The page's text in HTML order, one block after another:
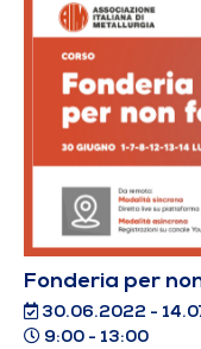
Fonderia per
30.06.2022 -
9:00 - 13:00